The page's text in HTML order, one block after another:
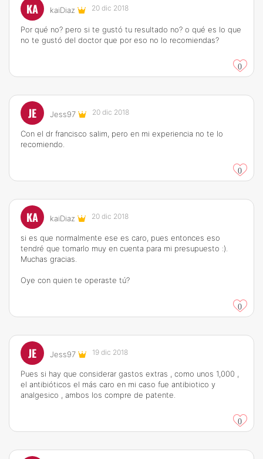
KA kaiDiaz 20 dic 2018
Por qué no? pero si te gustó tu resultado no? o qué es lo que
no te gustó del doctor que por eso no lo recomiendas?
0
JE Jess97 20 dic 2018
Con el dr francisco salim, pero en mi experiencia no te lo
recomiendo.
0
KA kaiDiaz 20 dic 2018
si es que normalmente ese es caro, pues entonces eso
tendré que tomarlo muy en cuenta para mi presupuesto :).
Muchas gracias.
Oye con quien te operaste tú?
0
JE Jess97 19 dic 2018
Pues si hay que considerar gastos extras , como unos 1,000 ,
el antibióticos el más caro en mi caso fue antibiotico y
analgesico , ambos los compre de patente.
0